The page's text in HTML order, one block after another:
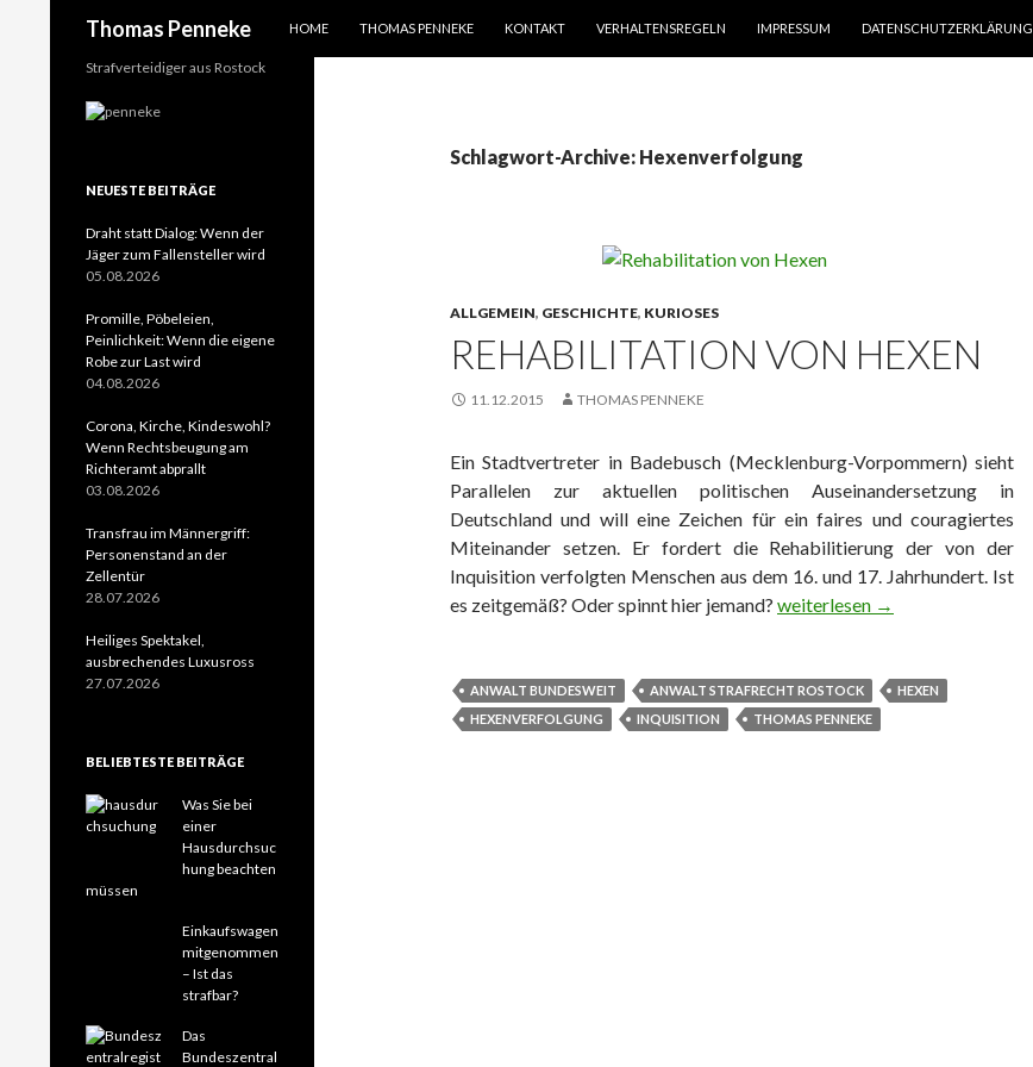
Thomas Penneke
HOME
THOMAS PENNEKE KONTAKT VERHALTENSREGELN IMPRESSUM DATENSCHUTZERKLÄRUNG
Schlagwort-Archive: Hexenverfolgung
ALLGEMEIN, GESCHICHTE, KURIOSES
REHABILITATION VON HEXEN
11.12.2015 THOMAS PENNEKE
Ein Stadtvertreter in Badebusch (Mecklenburg-Vorpommern) sieht
Parallelen zur aktuellen politischen Auseinandersetzung in
Deutschland und will eine Zeichen für ein faires und couragiertes
Miteinander setzen. Er fordert die Rehabilitierung der von der
Inquisition verfolgten Menschen aus dem 16. und 17. Jahrhundert. Ist
es zeitgemäß? Oder spinnt hier jemand? Rehabilitation von Hexen
weiterlesen →
ANWALT BUNDESWEIT ANWALT STRAFRECHT ROSTOCK
HEXEN
HEXENVERFOLGUNG
INQUISITION THOMAS PENNEKE
Strafverteidiger aus Rostock
NEUESTE BEITRÄGE
Draht statt Dialog: Wenn der
Jäger zum Fallensteller wird
05.08.2026
Promille, Pöbeleien,
Peinlichkeit: Wenn die eigene
Robe zur Last wird
04.08.2026
Corona, Kirche, Kindeswohl?
Wenn Rechtsbeugung am
Richteramt abprallt
03.08.2026
Transfrau im Männergriff:
Personenstand an der
Zellentür
28.07.2026
Heiliges Spektakel,
ausbrechendes Luxusross
27.07.2026
BELIEBTESTE BEITRÄGE
Was Sie bei
einer
Hausdurchsuc
hung beachten
müssen
Einkaufswagen
mitgenommen
– Ist das
strafbar?
Das
Bundeszentral